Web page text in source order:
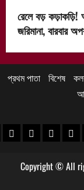
রেলে বড় কড়াকড়ি!
জরিমানা, বারবার
প্রথম পাতা বিশেষ
খবর
খবর
পুরুলিয়া খবর
বাঁকুড়া খবরপশ্চিমপূর্ব
Copyright © All